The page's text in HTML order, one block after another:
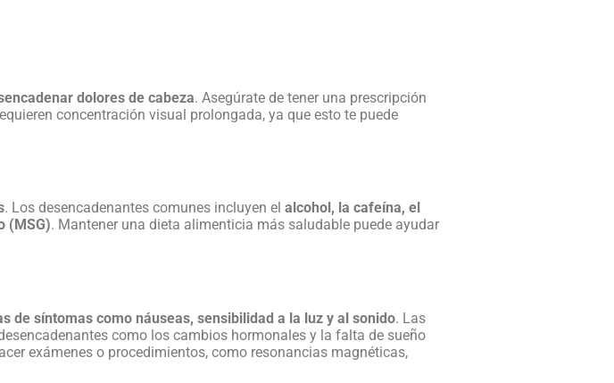
dolores de cabeza. Asegúrate de tener una prescripción
concentración visual prolongada, ya que esto te puede
. Los desencadenantes comunes incluyen el alcohol, la cafeína, el
(MSG). Mantener una dieta alimenticia más saludable puede ayudar
de síntomas como náuseas, sensibilidad a la luz y al sonido. Las
como los cambios hormonales y la falta de sueño
exámenes o procedimientos, como resonancias magnéticas,